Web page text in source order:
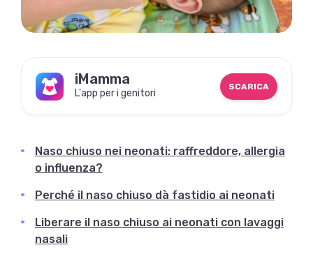
iMamma
L'app per i genitori
SCARICA
Naso chiuso nei neonati: raffreddore, allergia
o influenza?
Perché il naso chiuso dà fastidio ai neonati
Liberare il naso chiuso ai neonati con lavaggi
nasali